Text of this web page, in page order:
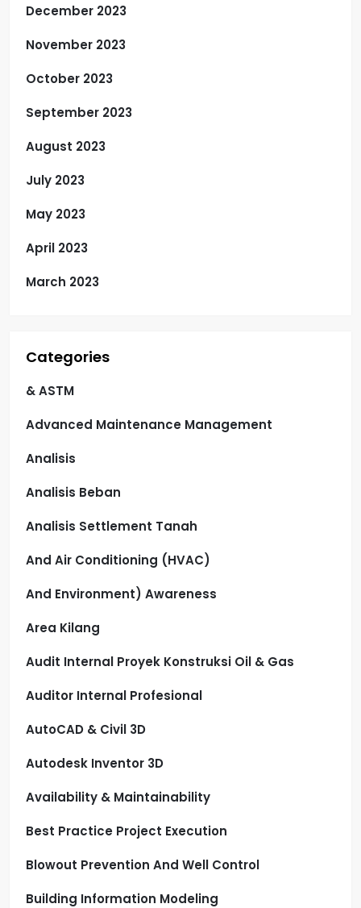
December 2023
November 2023
October 2023
September 2023
August 2023
July 2023
May 2023
April 2023
March 2023
Categories
& ASTM
Advanced Maintenance Management
Analisis
Analisis Beban
Analisis Settlement Tanah
And Air Conditioning (HVAC)
And Environment) Awareness
Area Kilang
Audit Internal Proyek Konstruksi Oil & Gas
Auditor Internal Profesional
AutoCAD & Civil 3D
Autodesk Inventor 3D
Availability & Maintainability
Best Practice Project Execution
Blowout Prevention And Well Control
Building Information Modeling